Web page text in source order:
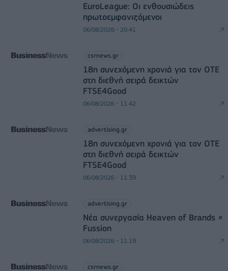
EuroLeague: Οι ενθουσιώδεις
πρωτοεμφανιζόμενοι
06/08/2026 - 20:41
csrnews.gr
18η συνεχόμενη χρονιά για τον ΟΤΕ
στη διεθνή σειρά δεικτών
FTSE4Good
06/08/2026 - 11:42
advertising.gr
18η συνεχόμενη χρονιά για τον ΟΤΕ
στη διεθνή σειρά δεικτών
FTSE4Good
06/08/2026 - 11:39
advertising.gr
Νέα συνεργασία Heaven of Brands ×
Fussion
06/08/2026 - 11:19
csrnews.gr